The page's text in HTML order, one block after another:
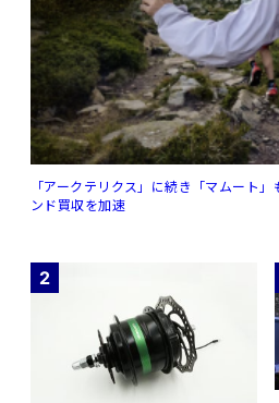
「アークテリクス」に続き「マムート
ンド買収を加速
2